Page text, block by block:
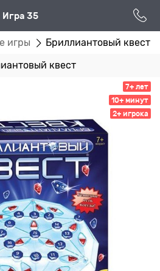
Игра 35
игры Бриллиантовый квест
квест
7+ лет
10+ минут
2+ игрока